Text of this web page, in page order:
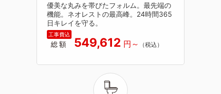
優美な丸みを帯びたフォルム。最先端の
機能。ネオレストの最高峰。24時間365
日キレイを守る。
総額 549,612